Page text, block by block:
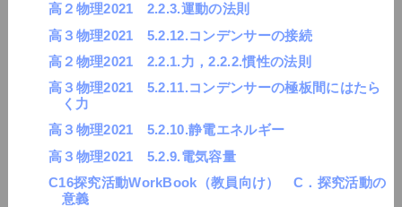
高２物理2021 2.2.3.運動の法則
高３物理2021 5.2.12.コンデンサーの接続
高２物理2021 2.2.1.力，2.2.2.慣性の法則
高３物理2021 5.2.11.コンデンサーの極板間にはたら
く力
高３物理2021 5.2.10.静電エネルギー
高３物理2021 5.2.9.電気容量
C16探究活動WorkBook（教員向け） C．探究活動の
意義